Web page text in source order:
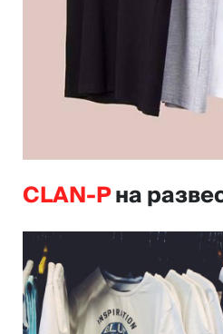
CLAN-Pна